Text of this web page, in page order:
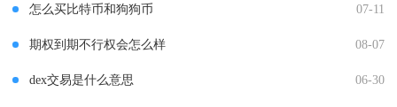
怎么买比特币和狗狗币 07-11
期权到期不行权会怎么样 08-07
dex交易是什么意思 06-30